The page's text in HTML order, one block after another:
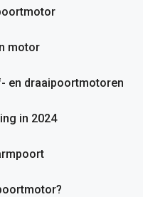
motor
en draaipoortmotoren
in 2024